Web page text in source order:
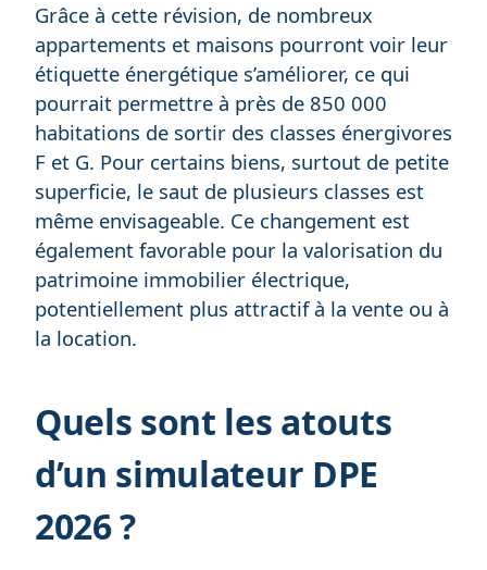
Grâce à cette révision, de nombreux
appartements et maisons pourront voir leur
étiquette énergétique s’améliorer, ce qui
pourrait permettre à près de 850 000
habitations de sortir des classes énergivores
F et G. Pour certains biens, surtout de petite
superficie, le saut de plusieurs classes est
même envisageable. Ce changement est
également favorable pour la valorisation du
patrimoine immobilier électrique,
potentiellement plus attractif à la vente ou à
la location.
Quels sont les atouts
d’un simulateur DPE
2026 ?